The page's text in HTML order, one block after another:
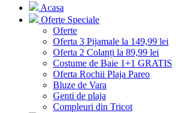
Acasa
Oferte Speciale
Oferte
Oferta 3 Pijamale la 149,99 lei
Oferta 2 Colanți la 89,99 lei
Costume de Baie 1+1 GRATIS
Oferta Rochii Plaja Pareo
Bluze de Vara
Genti de plaja
Compleuri din Tricot